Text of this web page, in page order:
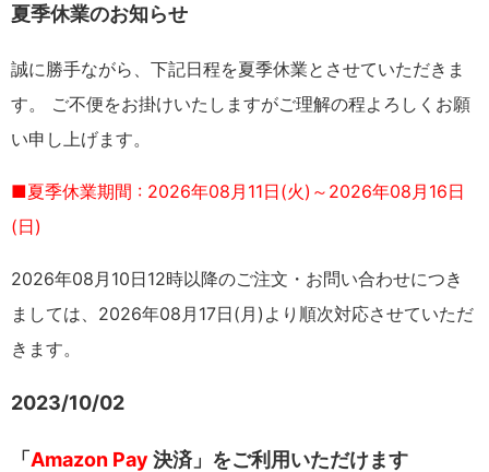
夏季休業のお知らせ
誠に勝手ながら、下記日程を夏季休業とさせていただきま
す。 ご不便をお掛けいたしますがご理解の程よろしくお願
い申し上げます。
■夏季休業期間 : 2026年08月11日(火)～2026年08月16日
(日)
2026年08月10日12時以降のご注文・お問い合わせにつき
ましては、2026年08月17日(月)より順次対応させていただ
きます。
2023/10/02
「Amazon Pay 決済」をご利用いただけます